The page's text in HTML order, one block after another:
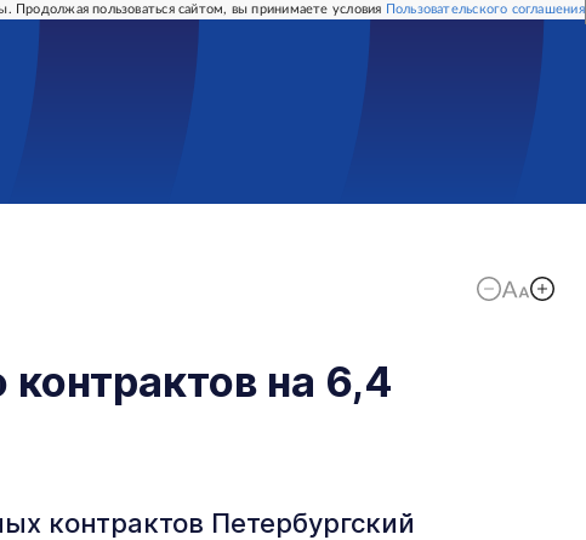
Продолжая пользоваться сайтом, вы принимаете условия Пользовательского соглашения
на 6,4
контрактов Петербургский